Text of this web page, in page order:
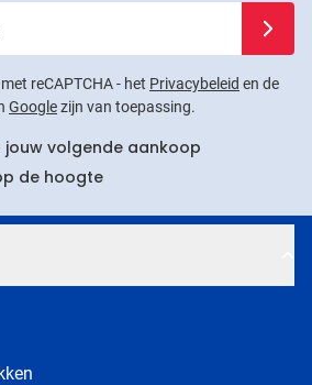
reCAPTCHA - het Privacybeleid en de
Googlezijn van toepassing.
volgende aankoop
de hoogte